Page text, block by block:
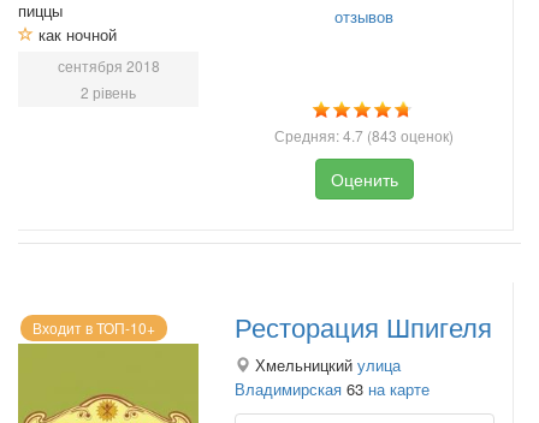
пиццы
как ночной
сентября 2018
2 рівень
отзывов
Средняя:4.7 (843 оценок)
Оценить
Входит в ТОП-10+ Ресторация Шпигеля
Хмельницкий улица
Владимирская 63 на карте